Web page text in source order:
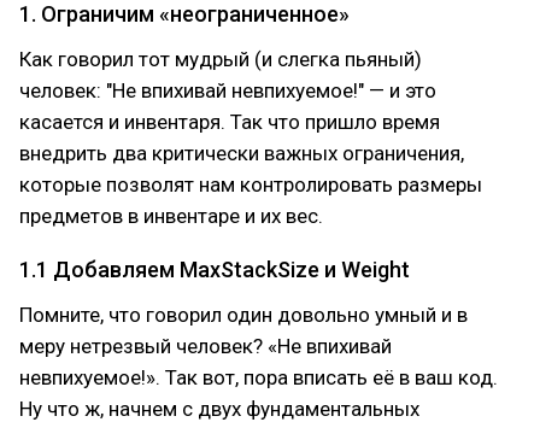
1. Ограничим «неограниченное»
Как говорил тот мудрый (и слегка пьяный)
человек: "Не впихивай невпихуемое!" — и это
касается и инвентаря. Так что пришло время
внедрить два критически важных ограничения,
которые позволят нам контролировать размеры
предметов в инвентаре и их вес.
1.1 Добавляем MaxStackSize и Weight
Помните, что говорил один довольно умный и в
меру нетрезвый человек? «Не впихивай
невпихуемое!». Так вот, пора вписать её в ваш код.
Ну что ж, начнем с двух фундаментальных